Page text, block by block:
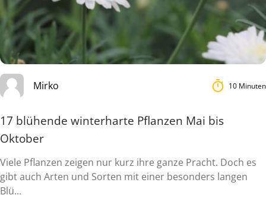
Mirko 10 Minuten
17 blühende winterharte Pflanzen Mai bis
Oktober
Viele Pflanzen zeigen nur kurz ihre ganze Pracht. Doch es
gibt auch Arten und Sorten mit einer besonders langen
Blü...